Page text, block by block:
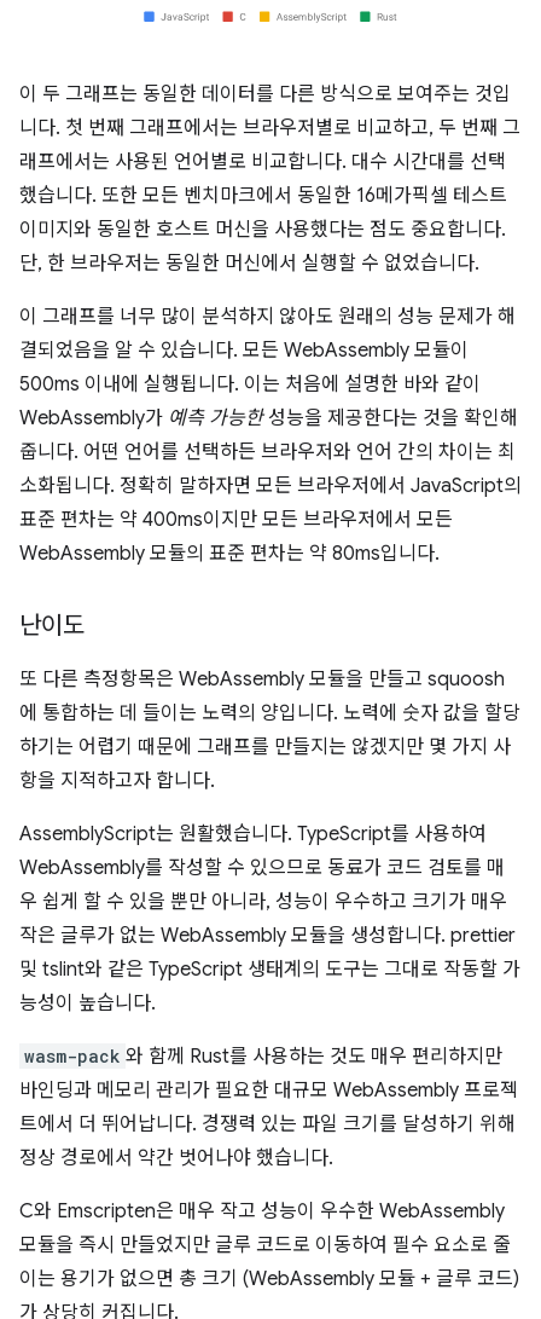
이 두 그래프는 동일한 데이터를 다른 방식으로 보여주는 것입
니다. 첫 번째 그래프에서는 브라우저별로 비교하고, 두 번째 그
래프에서는 사용된 언어별로 비교합니다. 대수 시간대를 선택
했습니다. 또한 모든 벤치마크에서 동일한 16메가픽셀 테스트
이미지와 동일한 호스트 머신을 사용했다는 점도 중요합니다.
단, 한 브라우저는 동일한 머신에서 실행할 수 없었습니다.
이 그래프를 너무 많이 분석하지 않아도 원래의 성능 문제가 해
결되었음을 알 수 있습니다. 모든 WebAssembly 모듈이
500ms 이내에 실행됩니다. 이는 처음에 설명한 바와 같이
WebAssembly가 예측 가능한성능을 제공한다는 것을 확인해
줍니다. 어떤 언어를 선택하든 브라우저와 언어 간의 차이는 최
소화됩니다. 정확히 말하자면 모든 브라우저에서 JavaScript의
표준 편차는 약 400ms이지만 모든 브라우저에서 모든
WebAssembly 모듈의 표준 편차는 약 80ms입니다.
난이도
또 다른 측정항목은 WebAssembly 모듈을 만들고 squoosh
에 통합하는 데 들이는 노력의 양입니다. 노력에 숫자 값을 할당
하기는 어렵기 때문에 그래프를 만들지는 않겠지만 몇 가지 사
항을 지적하고자 합니다.
AssemblyScript는 원활했습니다. TypeScript를 사용하여
WebAssembly를 작성할 수 있으므로 동료가 코드 검토를 매
우 쉽게 할 수 있을 뿐만 아니라, 성능이 우수하고 크기가 매우
작은 글루가 없는 WebAssembly 모듈을 생성합니다. prettier
및 tslint와 같은 TypeScript 생태계의 도구는 그대로 작동할 가
능성이 높습니다.
wasm-pack 와 함께 Rust를 사용하는 것도 매우 편리하지만
바인딩과 메모리 관리가 필요한 대규모 WebAssembly 프로젝
트에서 더 뛰어납니다. 경쟁력 있는 파일 크기를 달성하기 위해
정상 경로에서 약간 벗어나야 했습니다.
C와 Emscripten은 매우 작고 성능이 우수한 WebAssembly
모듈을 즉시 만들었지만 글루 코드로 이동하여 필수 요소로 줄
이는 용기가 없으면 총 크기 (WebAssembly 모듈 + 글루 코드)
가 상당히 커집니다.